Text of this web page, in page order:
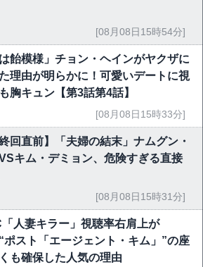
[08月08日15時54分]
は飴模様」チョン・ヘインがヤクザに
理由が明らかに！可愛いデートに視
胸キュン【第3話第4話】
[08月08日15時33分]
終回直前】「夫婦の結末」ナムグン・
キム・デミョン、危険すぎる直接
[08月08日15時31分]
「人妻キラー」視聴率右肩上が
ポスト「エージェント・キム」”の座
も確保した人気の理由